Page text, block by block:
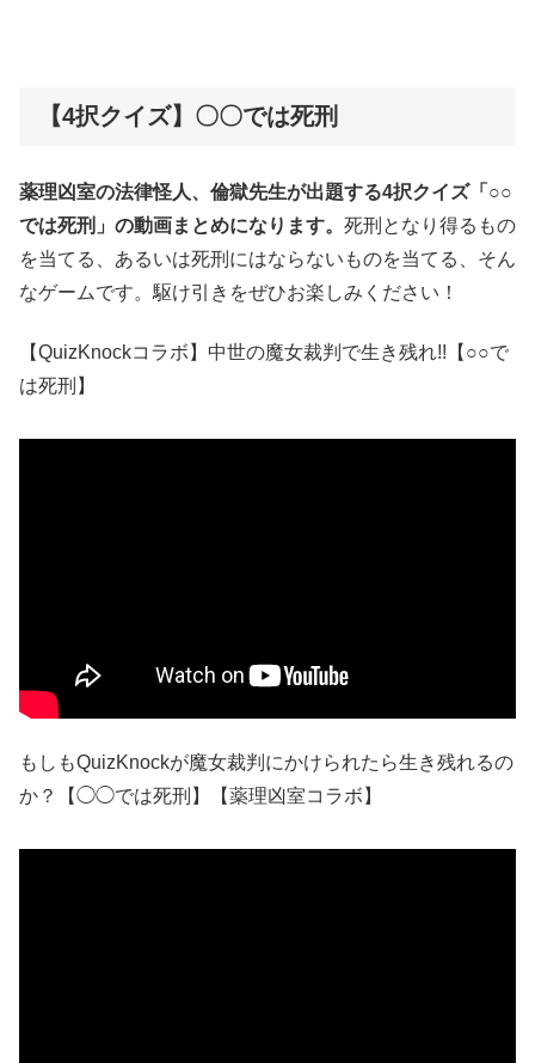
【4択クイズ】〇〇では死刑
薬理凶室の法律怪人、倫獄先生が出題する4択クイズ「○○
では死刑」の動画まとめになります。 死刑となり得るもの
を当てる、あるいは死刑にはならないものを当てる、そん
なゲームです。駆け引きをぜひお楽しみください！
【QuizKnockコラボ】中世の魔女裁判で生き残れ!!【○○で
は死刑】
もしもQuizKnockが魔女裁判にかけられたら生き残れるの
か？【◯◯では死刑】【薬理凶室コラボ】